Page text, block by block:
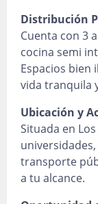
Distribución
Cuenta con 3
cocina semi
Espacios bien
vida tranquila
Ubicación y
Situada en
transporte
a tu alcance.